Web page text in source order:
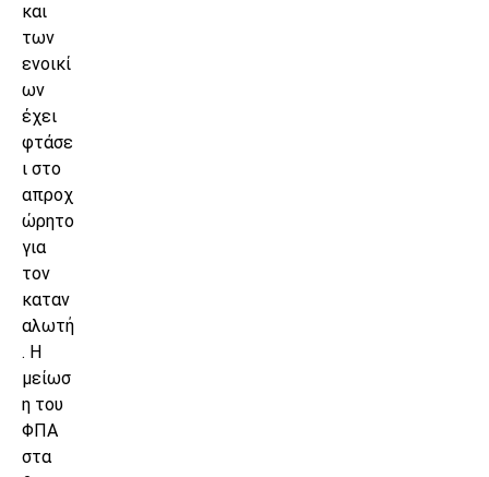
και
των
ενοικί
ων
έχει
φτάσε
ι στο
απροχ
ώρητο
για
τον
καταν
αλωτή
. Η
μείωσ
η του
ΦΠΑ
στα